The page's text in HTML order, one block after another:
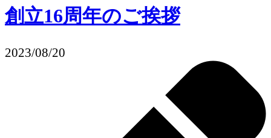
創立16周年のご挨拶
2023/08/20